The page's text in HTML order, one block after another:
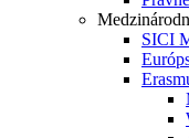
SICI